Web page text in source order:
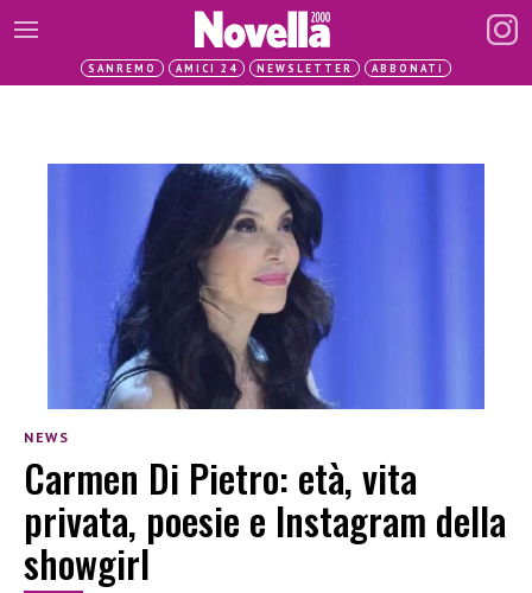
SANREMO AMICI 24 NEWSLETTER ABBONATI
NEWS
Carmen Di Pietro: età, vita
privata, poesie e Instagram della
showgirl